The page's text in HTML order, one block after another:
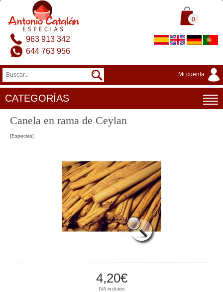
0
963 913 342
644 763 956
Mi cuenta
CATEGORÍAS
Canela en rama de Ceylan
[Especias]
4,20€
IVA incluido